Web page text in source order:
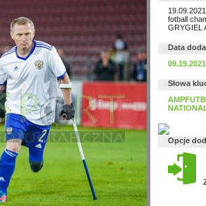
fotball
GRYGIEL
Data
09.19.2021
Słowa
Opcje